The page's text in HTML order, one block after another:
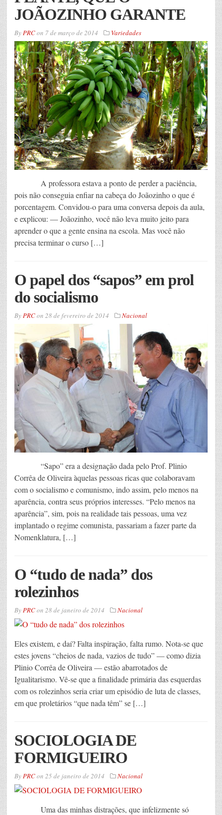
JOÃOZINHO GARANTE
ByPRCon 7 de março de 2014 Variedades
A professora estava a ponto de perder a paciência,
pois não conseguia enfiar na cabeça do Joãozinho o que é
porcentagem. Convidou-o para uma conversa depois da aula,
e explicou: — Joãozinho, você não leva muito jeito para
aprender o que a gente ensina na escola. Mas você não
precisa terminar o curso […]
O papel dos “sapos” em prol
do socialismo
ByPRCon 28 de fevereiro de 2014 Nacional
“Sapo” era a designação dada pelo Prof. Plinio
Corrêa de Oliveira àquelas pessoas ricas que colaboravam
com o socialismo e comunismo, indo assim, pelo menos na
aparência, contra seus próprios interesses. “Pelo menos na
aparência”, sim, pois na realidade tais pessoas, uma vez
implantado o regime comunista, passariam a fazer parte da
Nomenklatura, […]
O “tudo de nada” dos
rolezinhos
ByPRCon 28 de janeiro de 2014 Nacional
Eles existem, e daí? Falta inspiração, falta rumo. Nota-se que
estes jovens “cheios de nada, vazios de tudo” — como dizia
Plinio Corrêa de Oliveira — estão abarrotados de
Igualitarismo. Vê-se que a finalidade primária das esquerdas
com os rolezinhos seria criar um episódio de luta de classes,
em que proletários “que nada têm” se […]
SOCIOLOGIA DE
FORMIGUEIRO
ByPRCon 25 de janeiro de 2014 Nacional
Uma das minhas distrações, que infelizmente só